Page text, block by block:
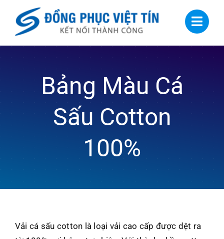
content
Bảng Màu Cá
Sấu Cotton
100%
Vải cá sấu cotton là loại vải cao cấp được dệt ra